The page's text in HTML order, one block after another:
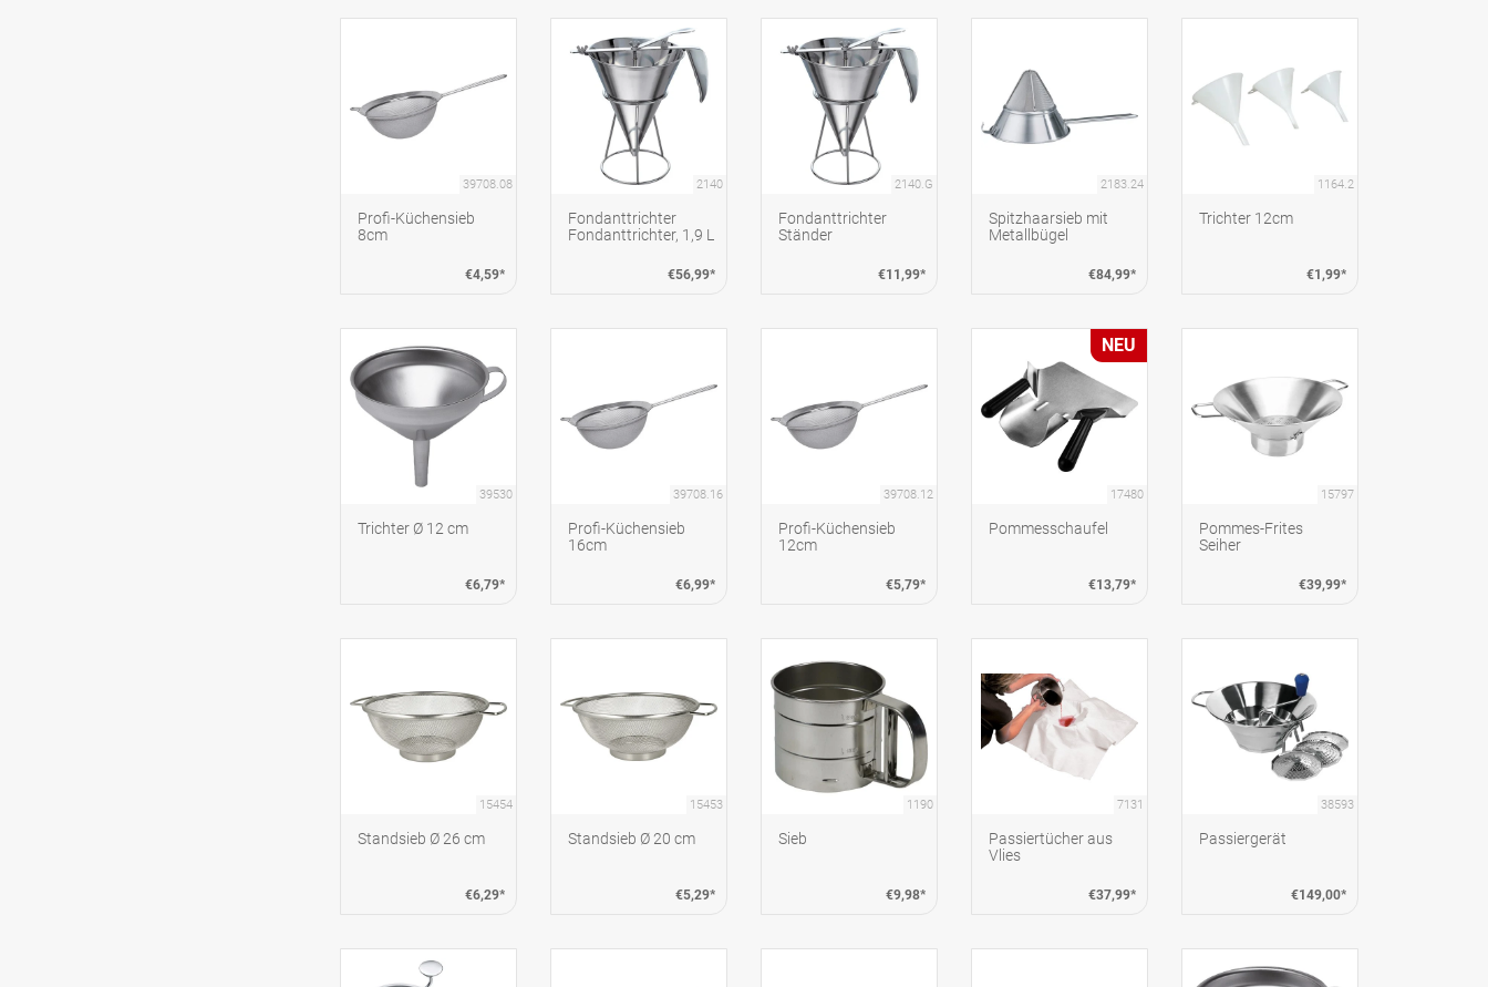
39708.08
Profi-Küchensieb
8cm
€4,59*
2140
Fondanttrichter
Fondanttrichter, 1,9 L
€56,99*
2140.G
Fondanttrichter
Ständer
€11,99*
2183.24
Spitzhaarsieb mit
Metallbügel
€84,99*
1164.2
Trichter 12cm
€1,99*
39530
Trichter Ø 12 cm
€6,79*
39708.16
Profi-Küchensieb
16cm
€6,99*
39708.12
Profi-Küchensieb
12cm
€5,79*
17480
Pommesschaufel
€13,79*
NEU
15797
Pommes-Frites
Seiher
€39,99*
15454
Standsieb Ø 26 cm
€6,29*
15453
Standsieb Ø 20 cm
€5,29*
1190
Sieb
€9,98*
7131
Passiertücher aus
Vlies
€37,99*
38593
Passiergerät
€149,00*